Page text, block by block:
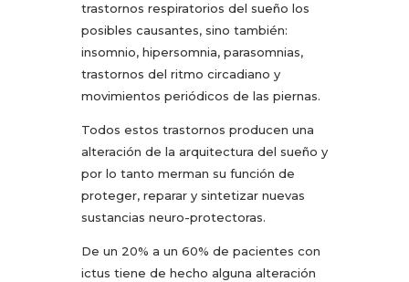
trastornos respiratorios del sueño los
posibles causantes, sino también:
insomnio, hipersomnia, parasomnias,
trastornos del ritmo circadiano y
movimientos periódicos de las piernas.
Todos estos trastornos producen una
alteración de la arquitectura del sueño y
por lo tanto merman su función de
proteger, reparar y sintetizar nuevas
sustancias neuro-protectoras.
De un 20% a un 60% de pacientes con
ictus tiene de hecho alguna alteración